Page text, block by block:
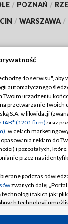
/ POZNAŃ /
/ WARSZAWA /
TVP
TVP
Cyfrowa
Regulamin
Polityka
Moje zgody
Pomoc
Kontakt
Kanały
do serwisu", aby
automatycznego
Twoim urządzeniu
przetwarzanie Twoich
S.A. w likwidacji
IAB* (1201 firm) oraz
, w celach
reklam do
i pozostałych,
przez nas
podczas
zwanych dalej
technologii takich jak:
technologii